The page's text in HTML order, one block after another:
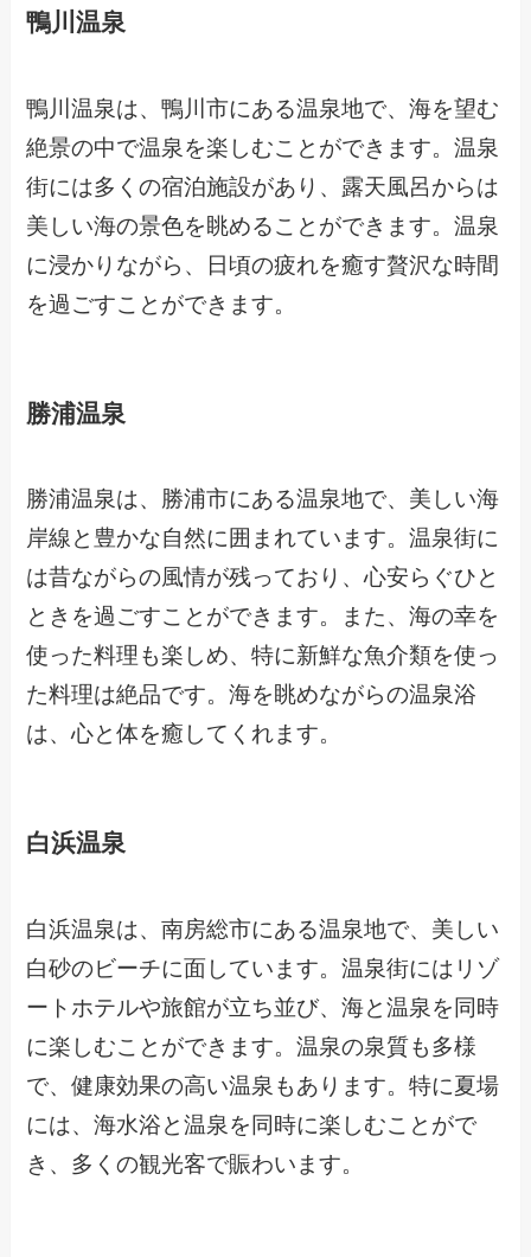
鴨川温泉
鴨川温泉は、鴨川市にある温泉地で、海を望む
絶景の中で温泉を楽しむことができます。温泉
街には多くの宿泊施設があり、露天風呂からは
美しい海の景色を眺めることができます。温泉
に浸かりながら、日頃の疲れを癒す贅沢な時間
を過ごすことができます。
勝浦温泉
勝浦温泉は、勝浦市にある温泉地で、美しい海
岸線と豊かな自然に囲まれています。温泉街に
は昔ながらの風情が残っており、心安らぐひと
ときを過ごすことができます。また、海の幸を
使った料理も楽しめ、特に新鮮な魚介類を使っ
た料理は絶品です。海を眺めながらの温泉浴
は、心と体を癒してくれます。
白浜温泉
白浜温泉は、南房総市にある温泉地で、美しい
白砂のビーチに面しています。温泉街にはリゾ
ートホテルや旅館が立ち並び、海と温泉を同時
に楽しむことができます。温泉の泉質も多様
で、健康効果の高い温泉もあります。特に夏場
には、海水浴と温泉を同時に楽しむことがで
き、多くの観光客で賑わいます。